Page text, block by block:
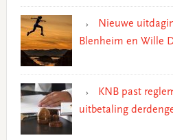
Nieuwe
Blenheim en Wille
KNB past
uitbetaling